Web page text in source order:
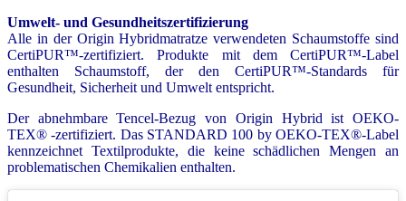
Umwelt- und Gesundheitszertifizierung
Alle in der Origin Hybridmatratze verwendeten Schaumstoffe sind
CertiPUR™-zertifiziert. Produkte mit dem CertiPUR™-Label
enthalten Schaumstoff, der den CertiPUR™-Standards für
Gesundheit, Sicherheit und Umwelt entspricht.
Der abnehmbare Tencel-Bezug von Origin Hybrid ist OEKO-
TEX® -zertifiziert. Das STANDARD 100 by OEKO-TEX®-Label
kennzeichnet Textilprodukte, die keine schädlichen Mengen an
problematischen Chemikalien enthalten.